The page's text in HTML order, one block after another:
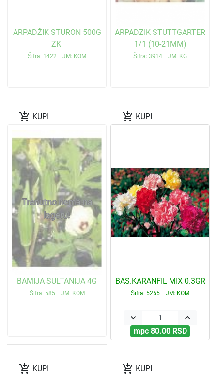
ARPADŽIK STURON 500G
ZKI
Šifra: 1422 JM: KOM
ARPADZIK STUTTGARTER
1/1 (10-21MM)
Šifra: 3914 JM: KG
add_shopping_cart KUPI
Trenutno nema na
lageru!
BAMIJA SULTANIJA 4G
Šifra: 585 JM: KOM
add_shopping_cart KUPI
BAS.KARANFIL MIX 0.3GR
Šifra: 5255 JM: KOM
keyboard_arrow_down keyboard_arrow_up
mpc 80.00 RSD
add_shopping_cart KUPI add_shopping_cart KUPI